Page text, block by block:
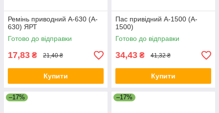
Ремінь приводний A-630 (A-
630) ЯРТ
Готово до відправки
17,83 ₴ 21,40 ₴
Купити
Пас привідний A-1500 (A-
1500)
Готово до відправки
34,43 ₴ 41,32 ₴
Купити
–17% –17%